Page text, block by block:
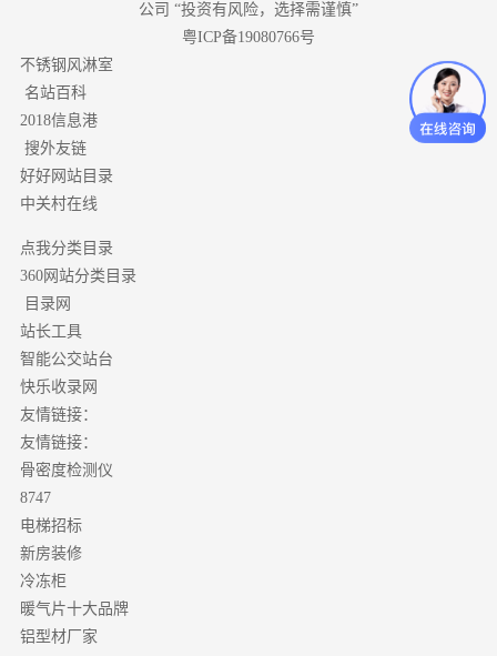
公司 “投资有风险，选择需谨慎”
粤ICP备19080766号
不锈钢风淋室
名站百科
2018信息港
搜外友链
好好网站目录
中关村在线
点我分类目录
360网站分类目录
目录网
站长工具
智能公交站台
快乐收录网
友情链接：
友情链接：
骨密度检测仪
8747
电梯招标
新房装修
冷冻柜
暖气片十大品牌
铝型材厂家